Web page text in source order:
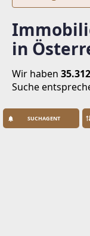
in
Wir haben 35.312
Suche
SUCHAGENT